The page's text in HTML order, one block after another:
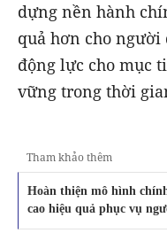
dựng nền hành
quả hơn cho người
động lực cho mục
vững trong thời
Tham khảo thêm
Hoàn thiện mô hình
cao hiệu quả phục vụ